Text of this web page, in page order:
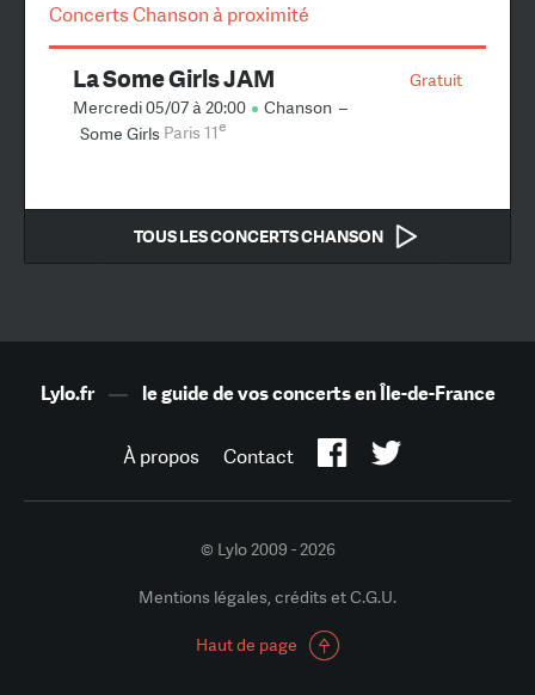
Concerts Chanson à proximité
Gratuit
La Some Girls JAM
Mercredi 05/07 à 20:00 Chanson –
Some Girls Paris 11e
TOUS LES CONCERTS CHANSON
Lylo.fr— le guide de vos concerts en Île-de-France
À propos Contact
© Lylo 2009 - 2026
Mentions légales, crédits et C.G.U.
Haut de page